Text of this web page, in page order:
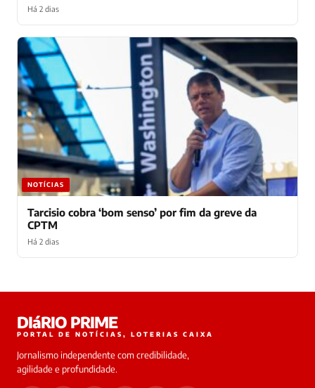
Há 2 dias
NOTÍCIAS
Tarcisio cobra ‘bom senso’ por fim da greve da
CPTM
Há 2 dias
online
DIáRIO PRIME
PORTAL DE NOTÍCIAS, LOTERIAS CAIXA
Jornalismo independente com credibilidade,
agilidade e profundidade.